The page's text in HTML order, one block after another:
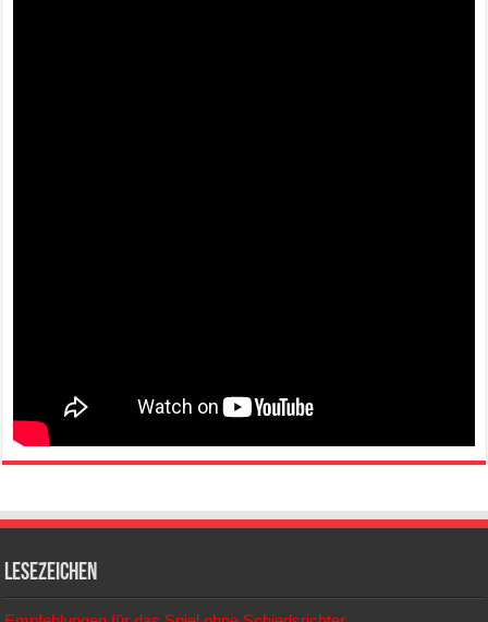
Lesezeichen